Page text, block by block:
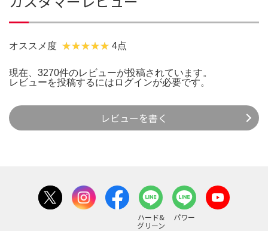
オススメ度 4点
現在、3270件のレビューが投稿されています。
レビューを投稿するには ログインが必要です。
レビューを書く
ハード&
グリーン
パワー